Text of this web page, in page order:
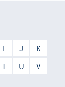
I J
K
T U
V